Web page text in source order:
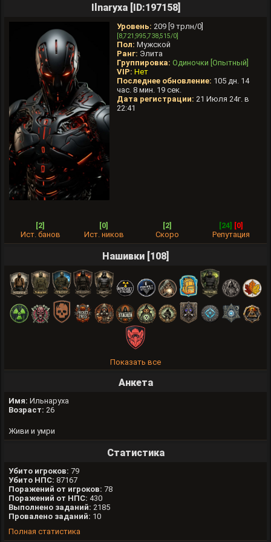
Ilnaryxa [ID:197158]
Уровень: 209 [9 трлн/0]
[8,721,995,738,515/0]
Пол: Мужской
Ранг: Элита
Группировка: Одиночки [Опытный]
VIP: Нет
Последнее обновление: 105 дн. 14
час. 8 мин. 19 сек.
Дата регистрации: 21 Июля 24г. в
22:41
[2]
Ист. банов
[0]
Ист. ников
[2]
Скоро
[24] [0]
Репутация
Нашивки [108]
Показать все
Анкета
Имя: Ильнаруха
Возраст: 26
Живи и умри
Статистика
Убито игроков: 79
Убито НПС: 87167
Поражений от игроков: 78
Поражений от НПС: 430
Выполнено заданий: 2185
Провалено заданий: 10
Полная статистика